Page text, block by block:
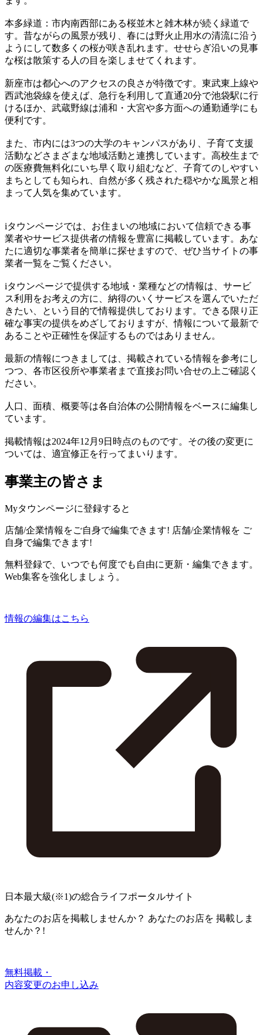
本多緑道：市内南西部にある桜並木と雑木林が続く緑道で
す。昔ながらの風景が残り、春には野火止用水の清流に沿う
ようにして数多くの桜が咲き乱れます。せせらぎ沿いの見事
な桜は散策する人の目を楽しませてくれます。
新座市は都心へのアクセスの良さが特徴です。東武東上線や
西武池袋線を使えば、急行を利用して直通20分で池袋駅に行
けるほか、武蔵野線は浦和・大宮や多方面への通勤通学にも
便利です。
また、市内には3つの大学のキャンパスがあり、子育て支援
活動などさまざまな地域活動と連携しています。高校生まで
の医療費無料化にいち早く取り組むなど、子育てのしやすい
まちとしても知られ、自然が多く残された穏やかな風景と相
まって人気を集めています。
iタウンページでは、お住まいの地域において信頼できる事
業者やサービス提供者の情報を豊富に掲載しています。あな
たに適切な事業者を簡単に探せますので、ぜひ当サイトの事
業者一覧をご覧ください。
iタウンページで提供する地域・業種などの情報は、サービ
ス利用をお考えの方に、納得のいくサービスを選んでいただ
きたい、という目的で情報提供しております。できる限り正
確な事実の提供をめざしておりますが、情報について最新で
あることや正確性を保証するものではありません。
最新の情報につきましては、掲載されている情報を参考にし
つつ、各市区役所や事業者まで直接お問い合せの上ご確認く
ださい。
人口、面積、概要等は各自治体の公開情報をベースに編集し
ています。
掲載情報は2024年12月9日時点のものです。その後の変更に
ついては、適宜修正を行ってまいります。
事業主の皆さま
Myタウンページに登録すると
店舗/企業情報をご自身で編集できます! 店舗/企業情報を ご
自身で編集できます!
無料登録で、いつでも何度でも自由に更新・編集できます。
Web集客を強化しましょう。
情報の編集はこちら
日本最大級(※1)の総合ライフポータルサイト
あなたのお店を掲載しませんか？ あなたのお店を 掲載しま
せんか？!
無料掲載・
内容変更のお申し込み